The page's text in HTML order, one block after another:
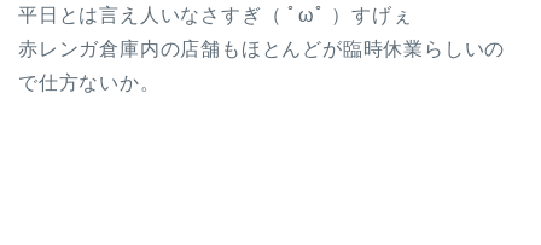
平日とは言え人いなさすぎ（ ﾟωﾟ ）すげぇ
赤レンガ倉庫内の店舗もほとんどが臨時休業らしいの
で仕方ないか。